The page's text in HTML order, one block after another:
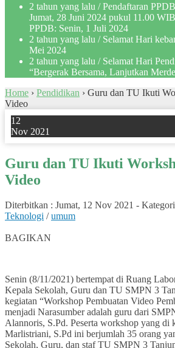
2 tahun yang lalu / Pendaftaran
Jumat, 28 Juni 2024 pukul 11.00
PPDB: Senin, 1 Juli 2024
2 tahun yang lalu / Selamat Hari
Mei 2024
2 tahun yang lalu / Selamat Hari
“Bergerak Bersama, Lanjutkan
Home › Pendidikan › Guru dan TU Ikuti
Video
12
Nov 2021
Guru dan TU Ikuti
Video
Diterbitkan : Jumat, 12 Nov 2021 -
Teknologi /umum
BAGIKAN
Senin (8/11/2021) bertempat di Ruang
Kepala Sekolah, Guru dan TU SMPN 3
kegiatan “Workshop Pembuatan Video
menjadi Narasumber adalah guru dari
Alannoris, S.Pd. Peserta workshop yang di
Marlistriani, S.Pd ini berjumlah 35 orang
Sekolah, Guru, dan staf TU SMPN 3